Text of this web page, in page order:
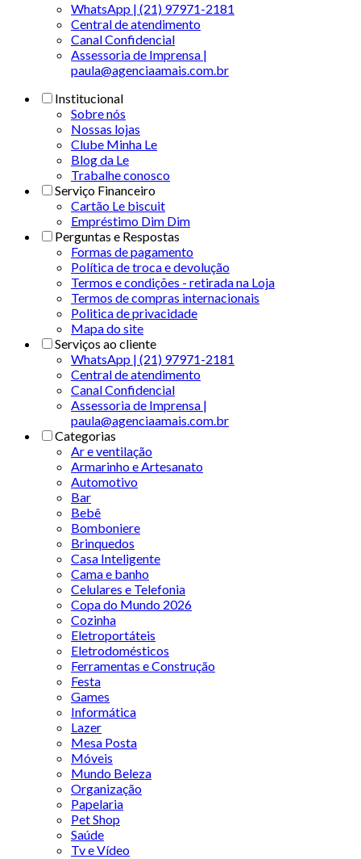
WhatsApp | (21) 97971-2181
Central de atendimento
Canal Confidencial
Assessoria de Imprensa |
paula@agenciaamais.com.br
Institucional
Sobre nós
Nossas lojas
Clube Minha Le
Blog da Le
Trabalhe conosco
Serviço Financeiro
Cartão Le biscuit
Empréstimo Dim Dim
Perguntas e Respostas
Formas de pagamento
Política de troca e devolução
Termos e condições - retirada na Loja
Termos de compras internacionais
Politica de privacidade
Mapa do site
Serviços ao cliente
WhatsApp | (21) 97971-2181
Central de atendimento
Canal Confidencial
Assessoria de Imprensa |
paula@agenciaamais.com.br
Categorias
Ar e ventilação
Armarinho e Artesanato
Automotivo
Bar
Bebê
Bomboniere
Brinquedos
Casa Inteligente
Cama e banho
Celulares e Telefonia
Copa do Mundo 2026
Cozinha
Eletroportáteis
Eletrodomésticos
Ferramentas e Construção
Festa
Games
Informática
Lazer
Mesa Posta
Móveis
Mundo Beleza
Organização
Papelaria
Pet Shop
Saúde
Tv e Vídeo